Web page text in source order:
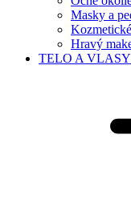
Masky a
Hravý
TELO A VLASY